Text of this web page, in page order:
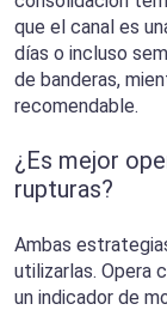
que el canal es
días o incluso
de banderas,
recomendable.
¿Es mejor
rupturas?
Ambas
utilizarlas. Opera
un indicador de